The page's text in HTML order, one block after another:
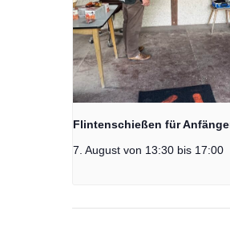
Flintenschießen für
7. August von 13:30 bis 17:00